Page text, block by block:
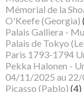
Mémorial de la
O'Keefe (Georgia)
Palais Galliera -
Palais de Tokyo
Paris 1793-1794
Pekka Halonen -
04/11/2025 au
Picasso (Pablo) (4)